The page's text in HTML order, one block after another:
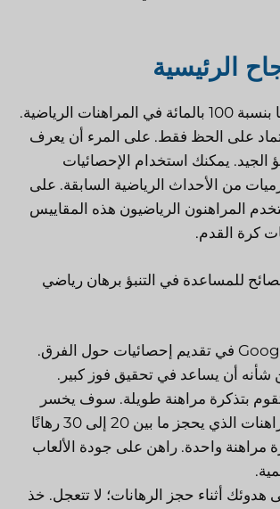
الرئيسية
لن تجد تنبؤًا دقيقًا بنسبة 100 بالمائة في المراهنات الرياضية.
على الحظ فقط. على المرء أن يعرف
الجيد. يمكنك استخدام الإحصائيات
من الأحداث الرياضية السابقة. على
المراهنون الرياضيون هذه المقاييس
كرة القدم.
للمساعدة في التنبؤ برهان رياضي
تساعد Google في تقديم إحصائيات حول الفرق.
شأنه أن يساعد في تحقيق فوز كبير.
تقوم بتذكرة مراهنة طويلة. سوف يخسر
وكيل المراهنات الذي يحجز ما بين 20 إلى 30 رهانًا
مراهنة واحدة. راهن على جودة الألعاب
أثناء حجز الرهانات؛ لا تتعجل. خذ